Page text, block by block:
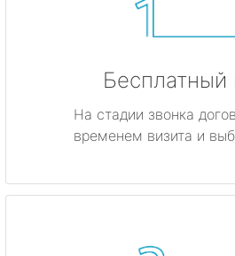
Бесплатный
На стадии звонка
временем визита и